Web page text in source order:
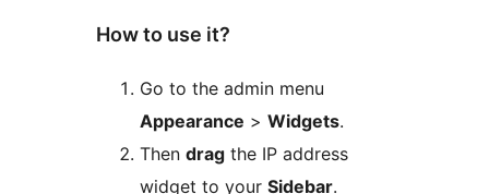
How to use it?
Go to the admin menu
Appearance > Widgets.
Then drag the IP address
widget to your Sidebar.